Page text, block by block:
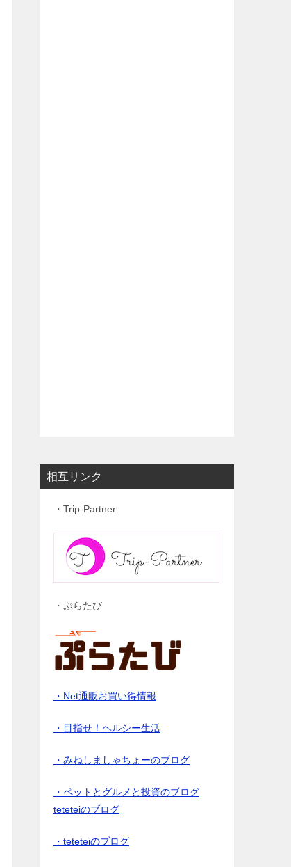
相互リンク
・Trip-Partner
・ぷらたび
・Net通販お買い得情報
・目指せ！ヘルシー生活
・みねしましゃちょーのブログ
・ペットとグルメと投資のブログ
teteteiのブログ
・teteteiのブログ